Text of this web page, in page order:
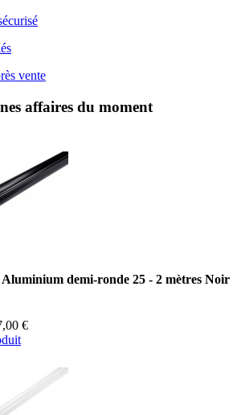
vente
affaires du moment
demi-ronde 25 - 2 mètres Noir
€